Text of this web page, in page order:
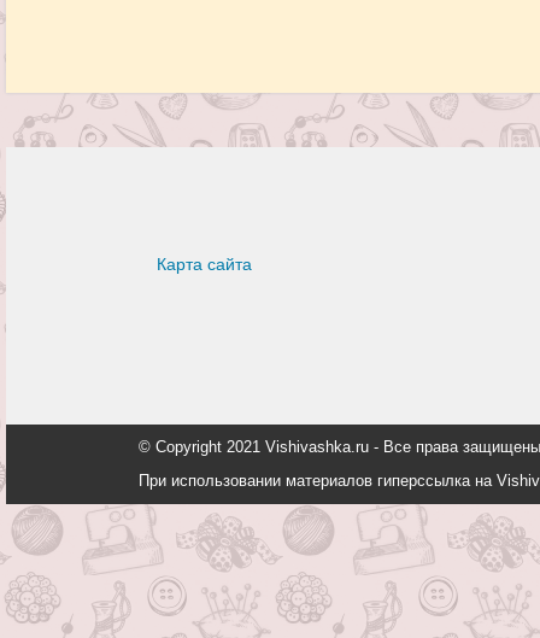
Карта сайта
© Copyright 2021 Vishivashka.ru - Все права
При использовании материалов гиперссылка на